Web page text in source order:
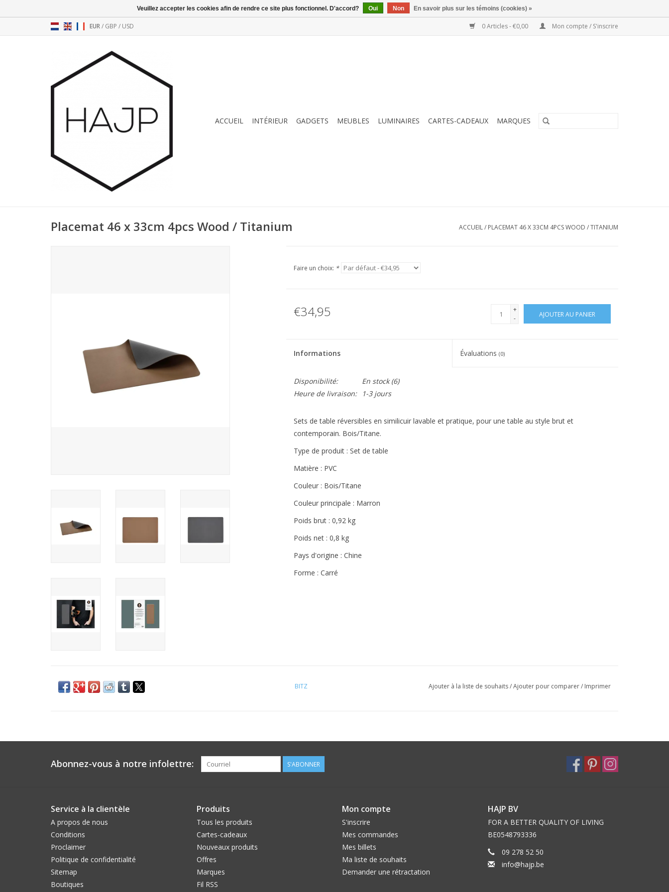
EUR/ GBP / USD 0 Articles - €0,00 Mon compte / S'inscrire
ACCUEIL INTÉRIEUR GADGETS MEUBLES LUMINAIRES CARTES-CADEAUX MARQUES
Placemat 46 x 33cm 4pcs Wood / Titanium ACCUEIL/ PLACEMAT 46 X 33CM 4PCS WOOD / TITANIUM
Faire un choix: *
€34,95
+
-
AJOUTER AU PANIER
Informations Évaluations(0)
Disponibilité: En stock(6)
Heure de livraison:
1-3 jours
Sets de table réversibles en similicuir lavable et pratique, pour une table au style brut et
contemporain. Bois/Titane.
Type de produit : Set de table
Matière : PVC
Couleur : Bois/Titane
Couleur principale : Marron
Poids brut : 0,92 kg
Poids net : 0,8 kg
Pays d'origine : Chine
Forme : Carré
BITZ Ajouter à la liste de souhaits/Ajouter pour comparer/ Imprimer
Abonnez-vous à notre infolettre: S'ABONNER
Service à la clientèle
A propos de nous
Conditions
Proclaimer
Politique de confidentialité
Sitemap
Boutiques
Produits
Tous les produits
Cartes-cadeaux
Nouveaux produits
Offres
Marques
Fil RSS
Mon compte
S'inscrire
Mes commandes
Mes billets
Ma liste de souhaits
Demander une rétractation
HAJP BV
FOR A BETTER QUALITY OF LIVING
BE0548793336
09 278 52 50
info@hajp.be
Veuillez accepter les cookies afin de rendre ce site plus fonctionnel. D'accord? Oui Non En savoir plus sur les témoins (cookies) »